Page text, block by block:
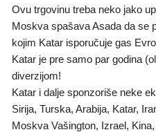
Ovu trgovinu treba neko jako
Moskva spašava Asada da se
kojim Katar isporučuje gas
Katar je pre samo par godina
diverzijom!
Katar i dalje sponzoriše neke
Sirija, Turska, Arabija, Katar,
Moskva Vašington, Izrael,